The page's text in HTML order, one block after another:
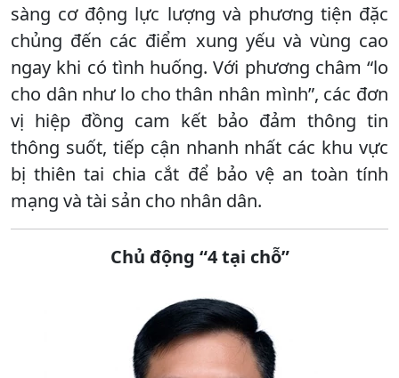
sàng cơ động lực lượng và phương tiện đặc
chủng đến các điểm xung yếu và vùng cao
ngay khi có tình huống. Với phương châm “lo
cho dân như lo cho thân nhân mình”, các đơn
vị hiệp đồng cam kết bảo đảm thông tin
thông suốt, tiếp cận nhanh nhất các khu vực
bị thiên tai chia cắt để bảo vệ an toàn tính
mạng và tài sản cho nhân dân.
Chủ động “4 tại chỗ”